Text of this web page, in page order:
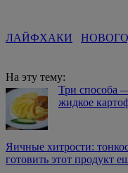
ЛАЙФХАКИ
На эту тему:
Три способа
жидкое
Яичные хитрости:
готовить этот продукт